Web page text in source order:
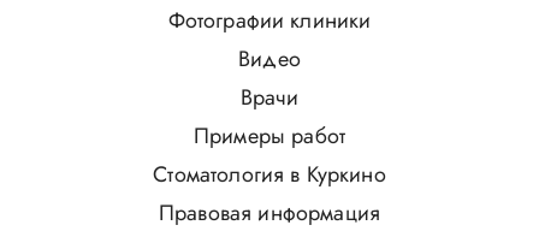
Фотографии клиники
Видео
Врачи
Примеры работ
Стоматология в Куркино
Правовая информация